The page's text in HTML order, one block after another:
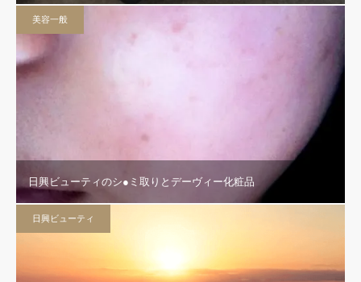
美容一般
日興ビューティのシ●ミ取りとデーヴィー化粧品
日興ビューティ